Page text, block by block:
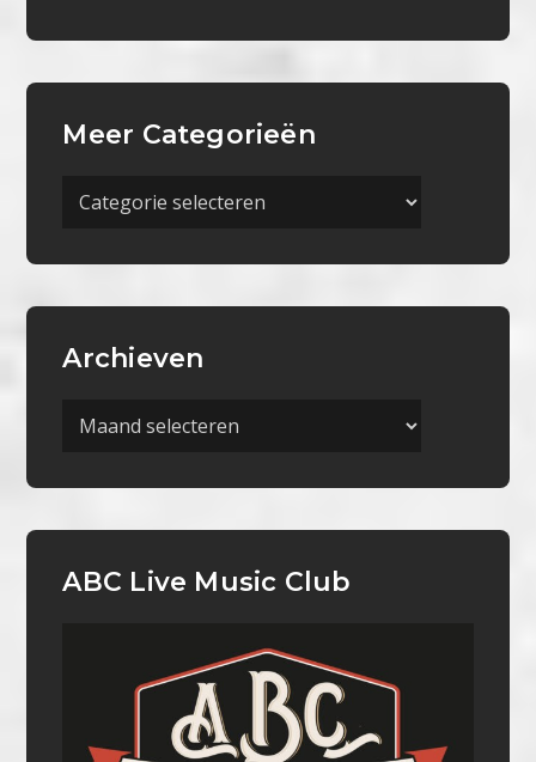
Meer Categorieën
Meer
Archieven
Archieven
ABC Live Music Club